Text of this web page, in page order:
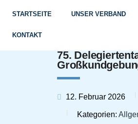
STARTSEITE UNSER VERBAND
KONTAKT
75.
12. Februar 2026
Kategorien: